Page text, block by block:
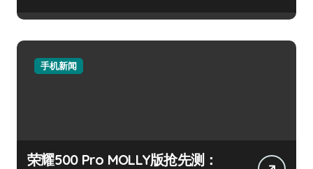
手机新闻
荣耀500 Pro MOLLY版抢先测：